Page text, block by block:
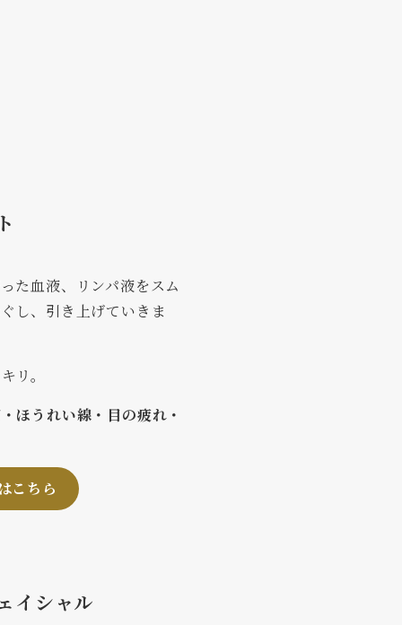
た血液、リンパ液をスム
し、引き上げていきま
リ。
ほうれい線・目の疲れ・
こちら
イシャル